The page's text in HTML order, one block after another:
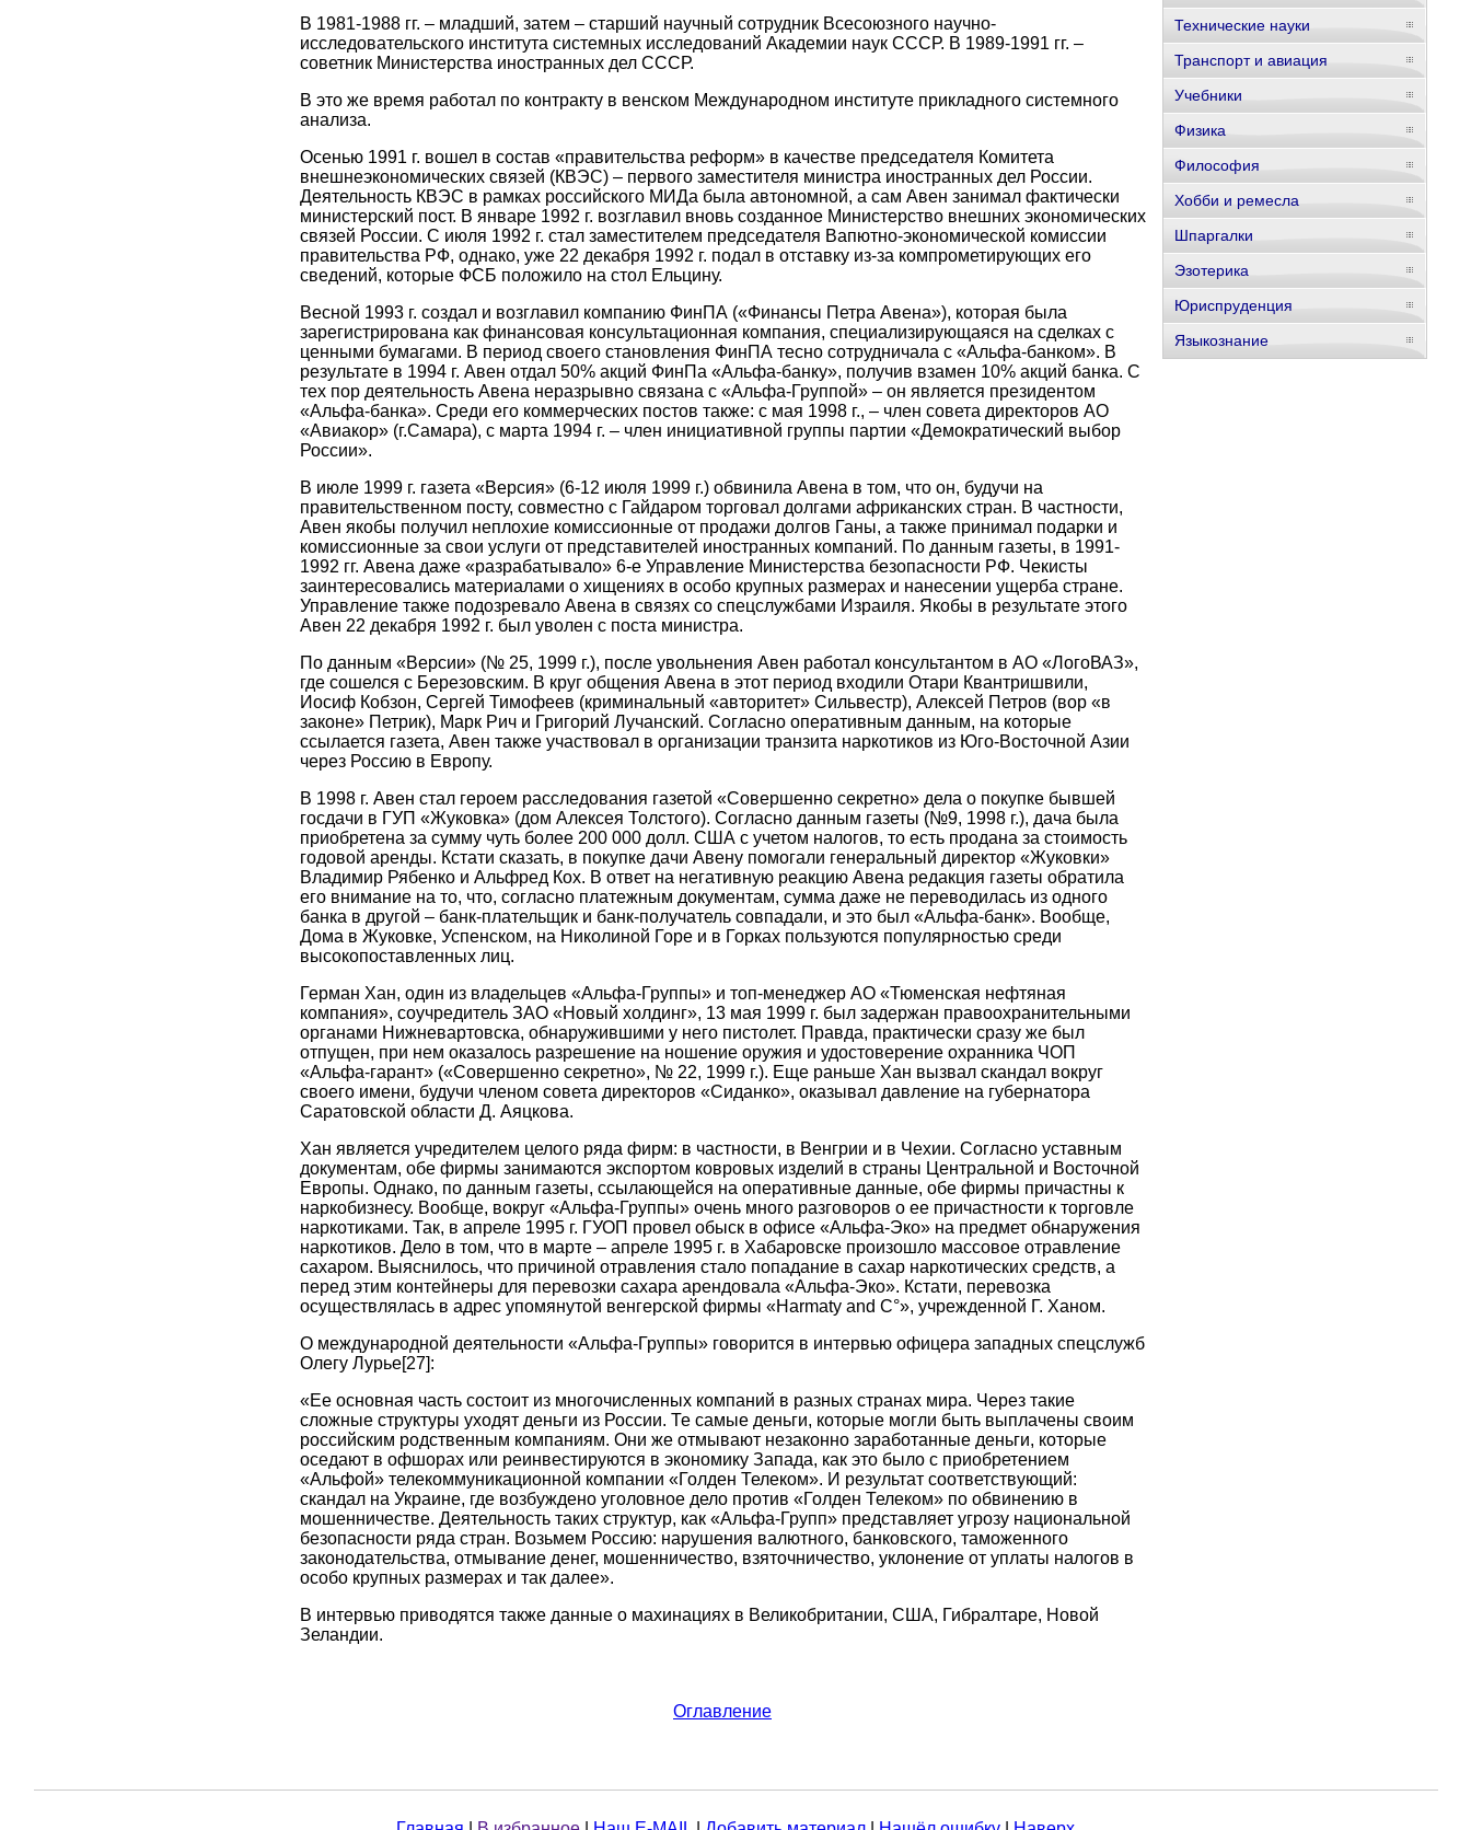
В 1981-1988 гг. – младший, затем – старший научный сотрудник Всесоюзного научно-
исследовательского института системных исследований Академии наук СССР. В 1989-1991 гг. –
советник Министерства иностранных дел СССР.
В это же время работал по контракту в венском Международном институте прикладного системного
анализа.
Осенью 1991 г. вошел в состав «правительства реформ» в качестве председателя Комитета
внешнеэкономических связей (КВЭС) – первого заместителя министра иностранных дел России.
Деятельность КВЭС в рамках российского МИДа была автономной, а сам Авен занимал фактически
министерский пост. В январе 1992 г. возглавил вновь созданное Министерство внешних экономических
связей России. С июля 1992 г. стал заместителем председателя Вапютно-экономической комиссии
правительства РФ, однако, уже 22 декабря 1992 г. подал в отставку из-за компрометирующих его
сведений, которые ФСБ положило на стол Ельцину.
Весной 1993 г. создал и возглавил компанию ФинПА («Финансы Петра Авена»), которая была
зарегистрирована как финансовая консультационная компания, специализирующаяся на сделках с
ценными бумагами. В период своего становления ФинПА тесно сотрудничала с «Альфа-банком». В
результате в 1994 г. Авен отдал 50% акций ФинПа «Альфа-банку», получив взамен 10% акций банка. С
тех пор деятельность Авена неразрывно связана с «Альфа-Группой» – он является президентом
«Альфа-банка». Среди его коммерческих постов также: с мая 1998 г., – член совета директоров АО
«Авиакор» (г.Самара), с марта 1994 г. – член инициативной группы партии «Демократический выбор
России».
В июле 1999 г. газета «Версия» (6-12 июля 1999 г.) обвинила Авена в том, что он, будучи на
правительственном посту, совместно с Гайдаром торговал долгами африканских стран. В частности,
Авен якобы получил неплохие комиссионные от продажи долгов Ганы, а также принимал подарки и
комиссионные за свои услуги от представителей иностранных компаний. По данным газеты, в 1991-
1992 гг. Авена даже «разрабатывало» 6-е Управление Министерства безопасности РФ. Чекисты
заинтересовались материалами о хищениях в особо крупных размерах и нанесении ущерба стране.
Управление также подозревало Авена в связях со спецслужбами Израиля. Якобы в результате этого
Авен 22 декабря 1992 г. был уволен с поста министра.
По данным «Версии» (№ 25, 1999 г.), после увольнения Авен работал консультантом в АО «ЛогоВАЗ»,
где сошелся с Березовским. В круг общения Авена в этот период входили Отари Квантришвили,
Иосиф Кобзон, Сергей Тимофеев (криминальный «авторитет» Сильвестр), Алексей Петров (вор «в
законе» Петрик), Марк Рич и Григорий Лучанский. Согласно оперативным данным, на которые
ссылается газета, Авен также участвовал в организации транзита наркотиков из Юго-Восточной Азии
через Россию в Европу.
В 1998 г. Авен стал героем расследования газетой «Совершенно секретно» дела о покупке бывшей
госдачи в ГУП «Жуковка» (дом Алексея Толстого). Согласно данным газеты (№9, 1998 г.), дача была
приобретена за сумму чуть более 200 000 долл. США с учетом налогов, то есть продана за стоимость
годовой аренды. Кстати сказать, в покупке дачи Авену помогали генеральный директор «Жуковки»
Владимир Рябенко и Альфред Кох. В ответ на негативную реакцию Авена редакция газеты обратила
его внимание на то, что, согласно платежным документам, сумма даже не переводилась из одного
банка в другой – банк-плательщик и банк-получатель совпадали, и это был «Альфа-банк». Вообще,
Дома в Жуковке, Успенском, на Николиной Горе и в Горках пользуются популярностью среди
высокопоставленных лиц.
Герман Хан, один из владельцев «Альфа-Группы» и топ-менеджер АО «Тюменская нефтяная
компания», соучредитель ЗАО «Новый холдинг», 13 мая 1999 г. был задержан правоохранительными
органами Нижневартовска, обнаружившими у него пистолет. Правда, практически сразу же был
отпущен, при нем оказалось разрешение на ношение оружия и удостоверение охранника ЧОП
«Альфа-гарант» («Совершенно секретно», № 22, 1999 г.). Еще раньше Хан вызвал скандал вокруг
своего имени, будучи членом совета директоров «Сиданко», оказывал давление на губернатора
Саратовской области Д. Аяцкова.
Хан является учредителем целого ряда фирм: в частности, в Венгрии и в Чехии. Согласно уставным
документам, обе фирмы занимаются экспортом ковровых изделий в страны Центральной и Восточной
Европы. Однако, по данным газеты, ссылающейся на оперативные данные, обе фирмы причастны к
наркобизнесу. Вообще, вокруг «Альфа-Группы» очень много разговоров о ее причастности к торговле
наркотиками. Так, в апреле 1995 г. ГУОП провел обыск в офисе «Альфа-Эко» на предмет обнаружения
наркотиков. Дело в том, что в марте – апреле 1995 г. в Хабаровске произошло массовое отравление
сахаром. Выяснилось, что причиной отравления стало попадание в сахар наркотических средств, а
перед этим контейнеры для перевозки сахара арендовала «Альфа-Эко». Кстати, перевозка
осуществлялась в адрес упомянутой венгерской фирмы «Harmaty and C°», учрежденной Г. Ханом.
О международной деятельности «Альфа-Группы» говорится в интервью офицера западных спецслужб
Олегу Лурье[27]:
«Ее основная часть состоит из многочисленных компаний в разных странах мира. Через такие
сложные структуры уходят деньги из России. Те самые деньги, которые могли быть выплачены своим
российским родственным компаниям. Они же отмывают незаконно заработанные деньги, которые
оседают в офшорах или реинвестируются в экономику Запада, как это было с приобретением
«Альфой» телекоммуникационной компании «Голден Телеком». И результат соответствующий:
скандал на Украине, где возбуждено уголовное дело против «Голден Телеком» по обвинению в
мошенничестве. Деятельность таких структур, как «Альфа-Групп» представляет угрозу национальной
безопасности ряда стран. Возьмем Россию: нарушения валютного, банковского, таможенного
законодательства, отмывание денег, мошенничество, взяточничество, уклонение от уплаты налогов в
особо крупных размерах и так далее».
В интервью приводятся также данные о махинациях в Великобритании, США, Гибралтаре, Новой
Зеландии.
Оглавление
Технические науки
Транспорт и авиация
Учебники
Физика
Философия
Хобби и ремесла
Шпаргалки
Эзотерика
Юриспруденция
Языкознание